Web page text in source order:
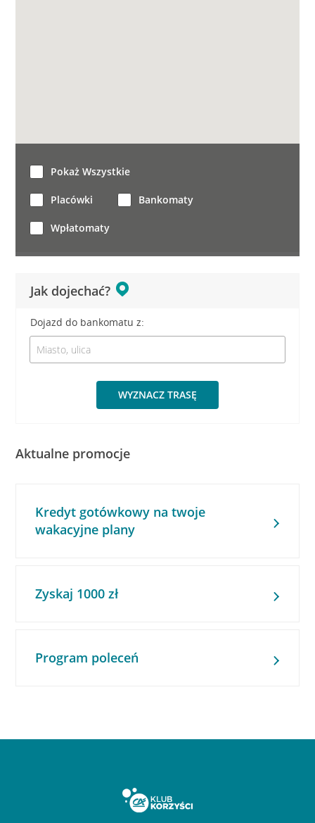
Jak dojechać?
Dojazd do bankomatu z:
WYZNACZ TRASĘ
Pokaż Wszystkie
Placówki Bankomaty
Wpłatomaty
Aktualne promocje
Kredyt gotówkowy na twoje
wakacyjne plany
Zyskaj 1000 zł
Program poleceń